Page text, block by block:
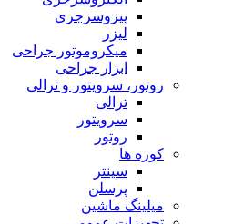
پیزوسرجری
لیزر
میکروموتور جراحی
ابزار جراحی
روتور، سرویتور و ترالی
ترالی
سرویتور
روتور
کوره ها
سینتر
پرسلن
میلینگ ماشین